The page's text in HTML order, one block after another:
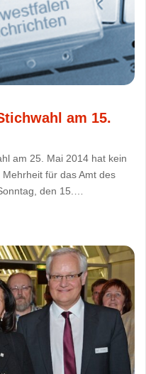
am 15.
am 25. Mai 2014 hat kein
für das Amt des
den 15.…